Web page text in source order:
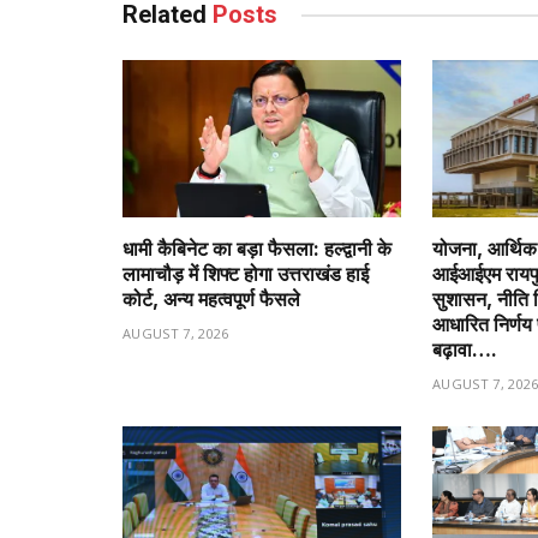
Related Posts
धामी कैबिनेट का बड़ा फैसला: हल्द्वानी के
लामाचौड़ में शिफ्ट होगा उत्तराखंड हाई
कोर्ट, अन्य महत्वपूर्ण फैसले
AUGUST 7, 2026
योजना,
आईआईएम
सुशासन, नीति
आधारित
बढ़ावा….
AUGUST 7, 2026